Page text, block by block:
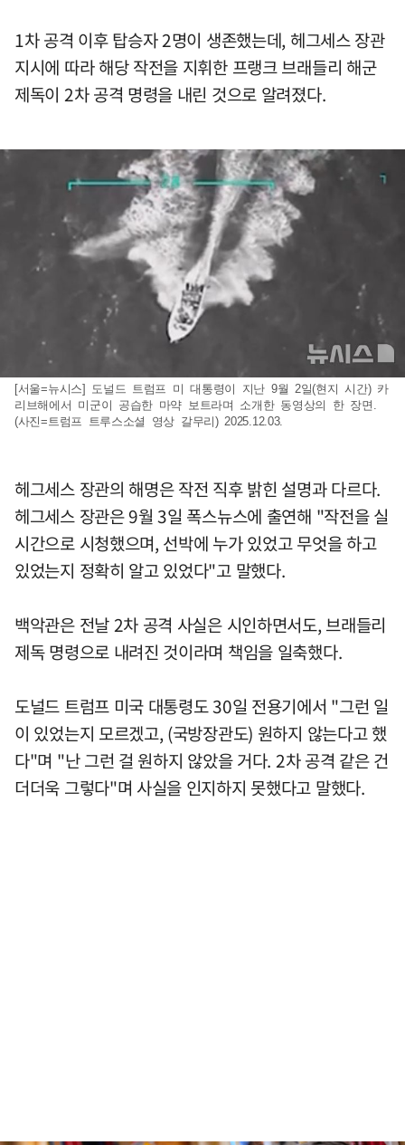
1차 공격 이후 탑승자 2명이 생존했는데, 헤그세스 장관
지시에 따라 해당 작전을 지휘한 프랭크 브래들리 해군
제독이 2차 공격 명령을 내린 것으로 알려졌다.
[서울=뉴시스] 도널드 트럼프 미 대통령이 지난 9월 2일(현지 시간) 카
리브해에서 미군이 공습한 마약 보트라며 소개한 동영상의 한 장면.
(사진=트럼프 트루스소셜 영상 갈무리) 2025.12.03.
헤그세스 장관의 해명은 작전 직후 밝힌 설명과 다르다.
헤그세스 장관은 9월 3일 폭스뉴스에 출연해 "작전을 실
시간으로 시청했으며, 선박에 누가 있었고 무엇을 하고
있었는지 정확히 알고 있었다"고 말했다.
백악관은 전날 2차 공격 사실은 시인하면서도, 브래들리
제독 명령으로 내려진 것이라며 책임을 일축했다.
도널드 트럼프 미국 대통령도 30일 전용기에서 "그런 일
이 있었는지 모르겠고, (국방장관도) 원하지 않는다고 했
다"며 "난 그런 걸 원하지 않았을 거다. 2차 공격 같은 건
더더욱 그렇다"며 사실을 인지하지 못했다고 말했다.